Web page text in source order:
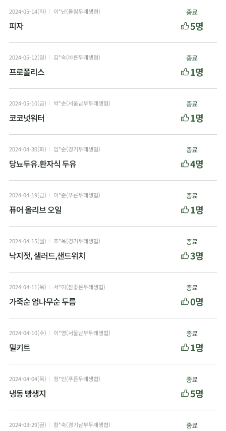
2024-05-14(화) 이*난(울림두레생협)
피자
종료
5명
2024-05-12(일) 김*숙(바른두레생협)
프로폴리스
종료
1명
2024-05-10(금) 박*순(서울남부두레생협)
코코넛워터
종료
1명
2024-04-30(화) 임*순(경기두레생협)
당뇨두유.환자식 두유
종료
4명
2024-04-19(금) 이*준(푸른두레생협)
퓨어 올리브 오일
종료
1명
2024-04-15(월) 조*옥(경기두레생협)
낙지젓, 샐러드,샌드위치
종료
3명
2024-04-11(목) 서*이(참좋은두레생협)
가죽순 엄나무순 두릅
종료
0명
2024-04-10(수) 이*영(서울남부두레생협)
밀키트
종료
1명
2024-04-04(목) 정*인(푸른두레생협)
냉동 빵생지
종료
5명
2024-03-29(금) 황*숙(경기남부두레생협) 종료